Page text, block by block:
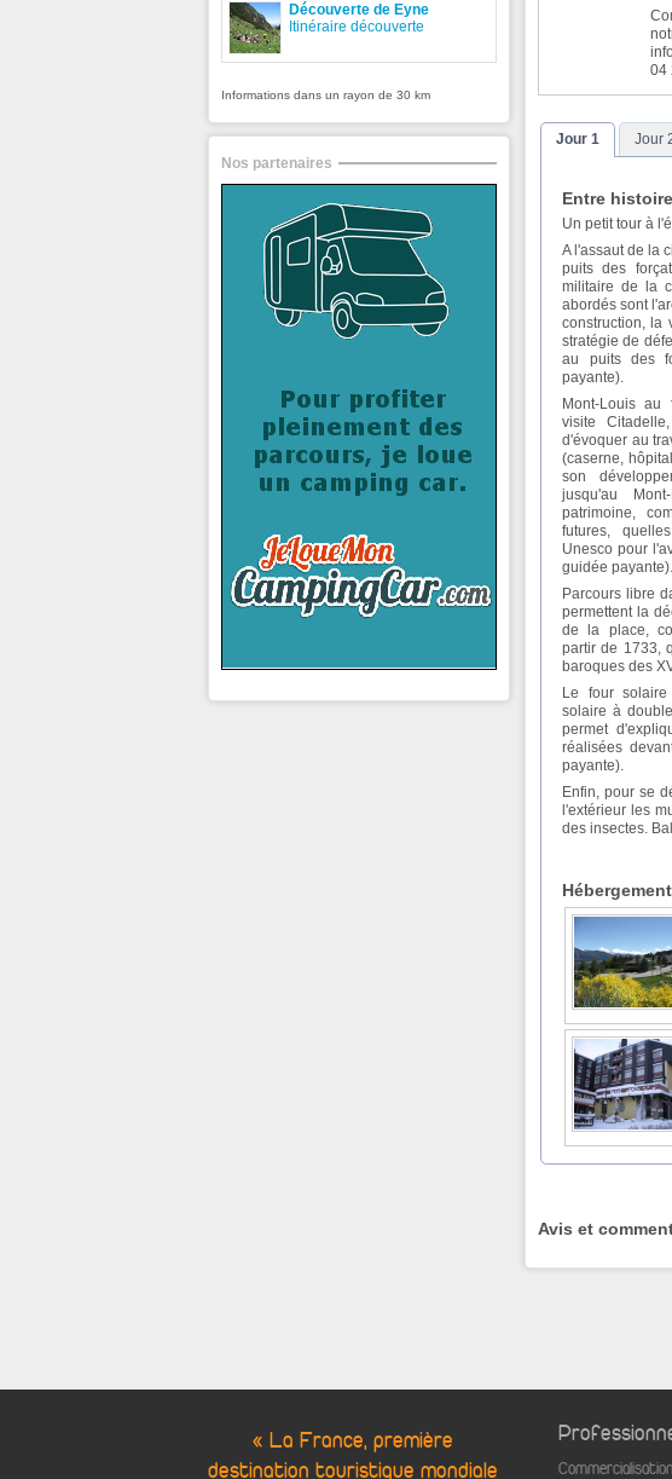
04
Jour 1 Jour
Entre
Un petit tour à
A l'assaut de la
puits des
militaire de la
abordés sont
construction, la
stratégie de
au puits des
payante).
Mont-Louis
visite
d'évoquer au
(caserne,
son
jusqu'au
patrimoine,
futures,
Unesco pour
guidée payante).
Parcours libre
permettent la
de la place,
partir de 1733,
baroques des
Le four
solaire à
permet
réalisées
payante).
Enfin, pour se
l'extérieur les
des insectes.
Avis et
Découverte de Eyne
Itinéraire découverte
Informations dans un rayon de 30 km
Nos partenaires
« La France, première
destination touristique mondiale